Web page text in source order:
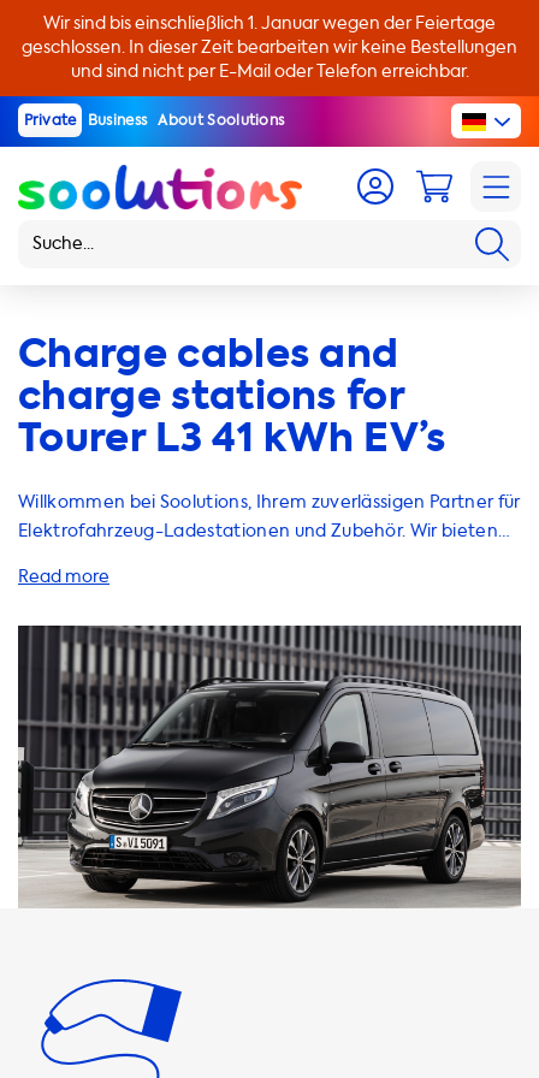
Wir sind bis einschließlich 1. Januar wegen der Feiertage
geschlossen. In dieser Zeit bearbeiten wir keine Bestellungen
und sind nicht per E-Mail oder Telefon erreichbar.
Private Business About Soolutions
Charge cables and
charge stations for
Tourer L3 41 kWh EV’s
Willkommen bei Soolutions, Ihrem zuverlässigen Partner für
Elektrofahrzeug-Ladestationen und Zubehör. Wir bieten
denen Sie Ihr Elektrofahrzeug schnell und sicher aufladen
Ladestationen, Ladekabeln, Adaptern, tragbaren
Ladegeräten und Zubehörteilen, die speziell für
Elektrofahrzeuge entwickelt wurden. Unsere
Ladestationen können mit AC-Ladungsgeschwindigkeiten
von bis zu 22kW laden, was bedeutet, dass Ihr
Elektrofahrzeug in kürzester Zeit aufgeladen werden kann.
Es ist wichtig zu beachten, dass das Elektrofahrzeug nie
schneller als die maximale Ladegeschwindigkeit an AC-
Ladestationen aufgeladen werden kann. Wenn Sie also
nach einem Produkt suchen, das Ihrem Fahrzeug eine
Produkte sind für alle Elektrofahrzeugmodelle geeignet
und können sowohl zu Hause als auch unterwegs
verwendet werden. Wir bieten auch eine breite Palette